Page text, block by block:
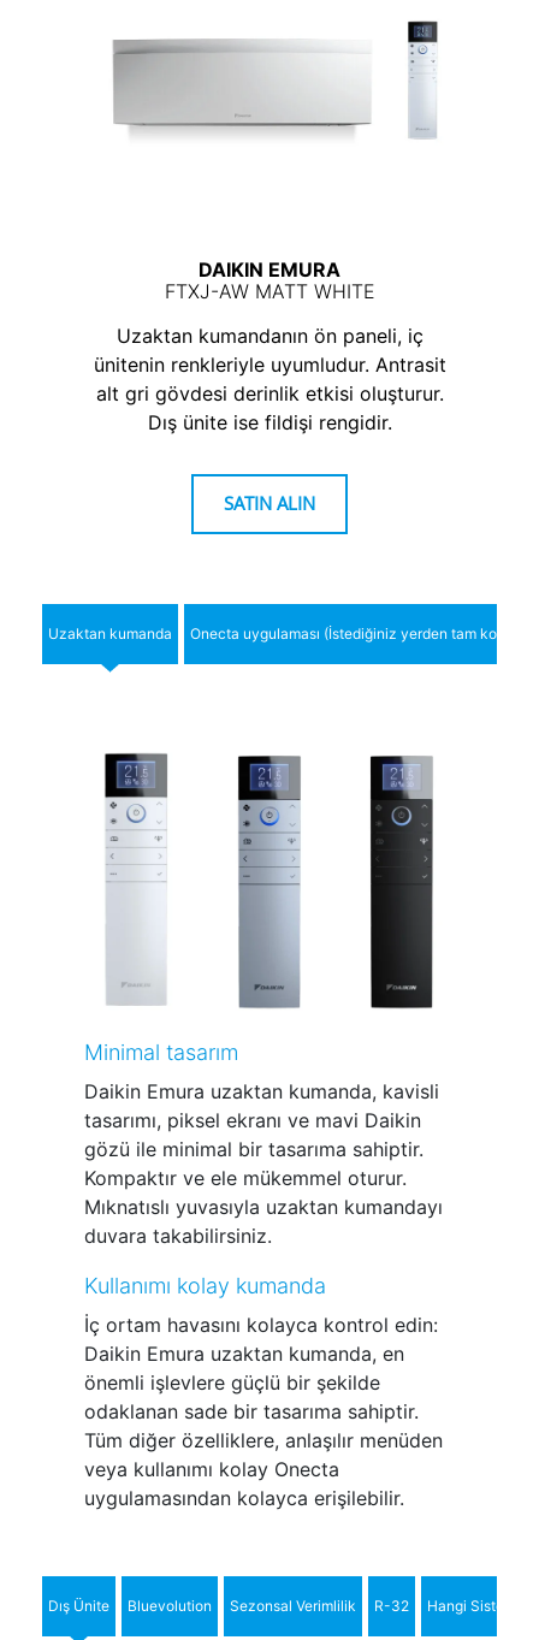
DAIKIN EMURA
FTXJ-AW MATT WHITE
Uzaktan kumandanın ön paneli, iç
ünitenin renkleriyle uyumludur. Antrasit
alt gri gövdesi derinlik etkisi oluşturur.
Dış ünite ise fildişi rengidir.
SATIN ALIN
Uzaktan kumanda Onecta uygulaması (İstediğiniz yerden tam kontrol)
Minimal tasarım
Daikin Emura uzaktan kumanda, kavisli
tasarımı, piksel ekranı ve mavi Daikin
gözü ile minimal bir tasarıma sahiptir.
Kompaktır ve ele mükemmel oturur.
Mıknatıslı yuvasıyla uzaktan kumandayı
duvara takabilirsiniz.
Kullanımı kolay kumanda
İç ortam havasını kolayca kontrol edin:
Daikin Emura uzaktan kumanda, en
önemli işlevlere güçlü bir şekilde
odaklanan sade bir tasarıma sahiptir.
Tüm diğer özelliklere, anlaşılır menüden
veya kullanımı kolay Onecta
uygulamasından kolayca erişilebilir.
Dış Ünite Bluevolution Sezonsal Verimlilik R-32 Hangi Sistem?